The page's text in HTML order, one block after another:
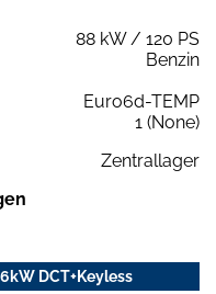
88 kW / 120 PS
Benzin
Euro6d-TEMP
1 (None)
Zentrallager
DCT+Keyless